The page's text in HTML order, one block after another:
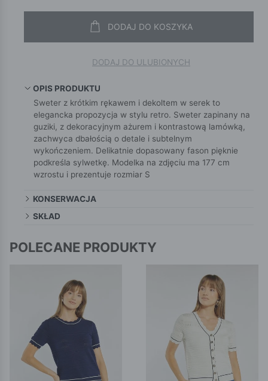
DODAJ DO KOSZYKA
DODAJ DO ULUBIONYCH
OPIS PRODUKTU
Sweter z krótkim rękawem i dekoltem w serek to
elegancka propozycja w stylu retro. Sweter zapinany na
guziki, z dekoracyjnym ażurem i kontrastową lamówką,
zachwyca dbałością o detale i subtelnym
wykończeniem. Delikatnie dopasowany fason pięknie
podkreśla sylwetkę. Modelka na zdjęciu ma 177 cm
wzrostu i prezentuje rozmiar S
KONSERWACJA
SKŁAD
POLECANE PRODUKTY